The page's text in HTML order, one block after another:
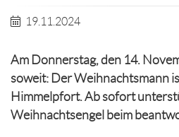
19.11.2024
Am Donnerstag, den 14.
soweit: Der Weihnachtsmann
Himmelpfort. Ab sofort
Weihnachtsengel beim